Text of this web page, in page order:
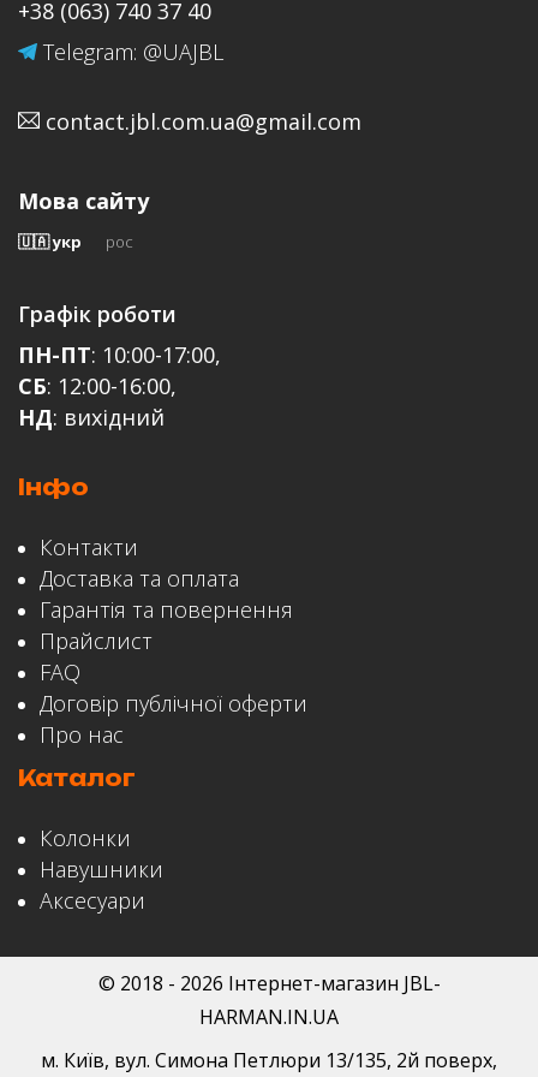
Type A
USB живлення:
MP3 Кодек:
MP3 бітрейт:
16 - 48 kHz
Email
Відгук
+38 (063) 740 37 40
Telegram: @UAJBL
contact.jbl.com.ua@gmail.com
Мова сайту
🇺🇦 укр рос
Графік роботи
ПН-ПТ: 10:00-17:00,
СБ: 12:00-16:00,
НД: вихідний
Інфо
Контакти
Доставка та оплата
Гарантія та повернення
Прайслист
FAQ
Договір публічної оферти
Про нас
Каталог
Колонки
Навушники
Аксесуари
© 2018 - 2026 Інтернет-магазин JBL-
HARMAN.IN.UA
м. Київ, вул. Симона Петлюри 13/135, 2й поверх,